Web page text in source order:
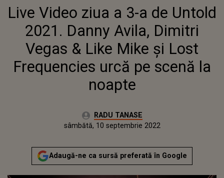
DANNY AVILA, DIMITRI VEGAS & LIKE
MIKE ŞI LOST FREQUENCIES URCĂ PE
SCENĂ LA NOAPTE
Live Video ziua a 3-a de Untold
2021. Danny Avila, Dimitri
Vegas & Like Mike şi Lost
Frequencies urcă pe scenă la
noapte
Autor:RADU TANASE
vineri, 10 septembrie 2021
Actualizat:
sâmbătă, 10 septembrie 2022
Adaugă-ne ca sursă preferată în Google